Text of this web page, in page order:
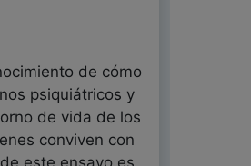
de cómo
psiquiátricos y
de vida de los
conviven con
este ensayo es